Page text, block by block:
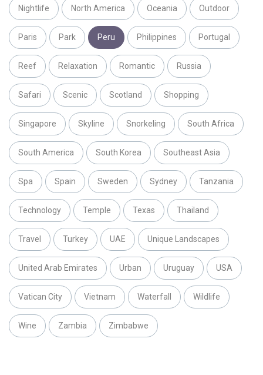
Nightlife North America Oceania Outdoor
Paris Park Peru Philippines Portugal
Reef Relaxation Romantic Russia
Safari Scenic Scotland Shopping
Singapore Skyline Snorkeling South Africa
South America South Korea Southeast Asia
Spa Spain Sweden Sydney Tanzania
Technology Temple Texas Thailand
Travel Turkey UAE Unique Landscapes
United Arab Emirates Urban Uruguay USA
Vatican City Vietnam Waterfall Wildlife
Wine Zambia Zimbabwe